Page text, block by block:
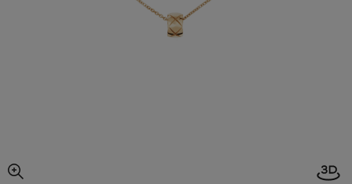
imagen agrandada